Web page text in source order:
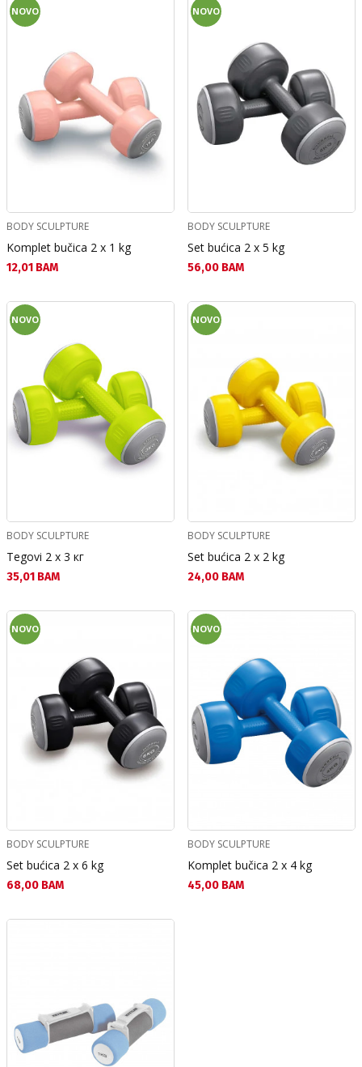
NOVO
BODY SCULPTURE
Komplet bučica 2 x 1 kg
Текуща цена:
12,01 BAM
NOVO
BODY SCULPTURE
Set bućica 2 x 5 kg
Текуща цена:
56,00 BAM
NOVO
BODY SCULPTURE
Tegovi 2 x 3 кг
Текуща цена:
35,01 BAM
NOVO
BODY SCULPTURE
Set bućica 2 x 2 kg
Текуща цена:
24,00 BAM
NOVO
BODY SCULPTURE
Set bućica 2 x 6 kg
Текуща цена:
68,00 BAM
NOVO
BODY SCULPTURE
Komplet bučica 2 x 4 kg
Текуща цена:
45,00 BAM